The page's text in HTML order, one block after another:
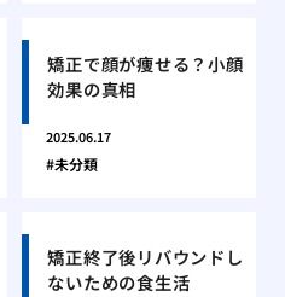
矯正で顔が痩せる？小顔
効果の真相
2025.06.17
未分類
矯正終了後リバウンドし
ないための食生活